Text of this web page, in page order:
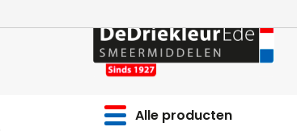
Alle producten